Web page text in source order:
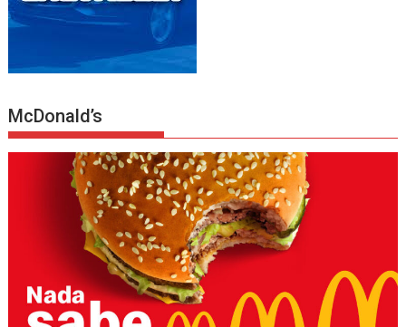
McDonald’s